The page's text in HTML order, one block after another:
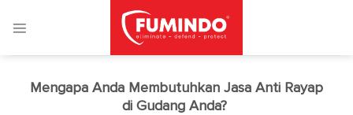
Mengapa Anda Membutuhkan Jasa Anti Rayap
di Gudang Anda?